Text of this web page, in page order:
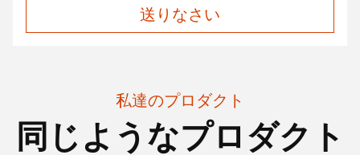
送りなさい
私達のプロダクト
同じようなプロダクト